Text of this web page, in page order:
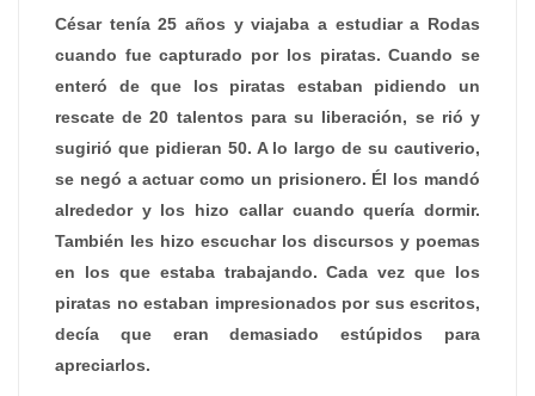
César tenía 25 años y viajaba a estudiar a Rodas
cuando fue capturado por los piratas. Cuando se
enteró de que los piratas estaban pidiendo un
rescate de 20 talentos para su liberación, se rió y
sugirió que pidieran 50. A lo largo de su cautiverio,
se negó a actuar como un prisionero. Él los mandó
alrededor y los hizo callar cuando quería dormir.
También les hizo escuchar los discursos y poemas
en los que estaba trabajando. Cada vez que los
piratas no estaban impresionados por sus escritos,
decía que eran demasiado estúpidos para
apreciarlos.